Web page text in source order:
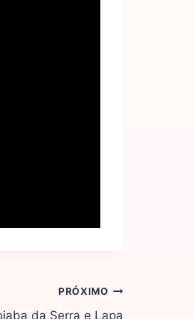
PRÓXIMO
da Serra e Lapa